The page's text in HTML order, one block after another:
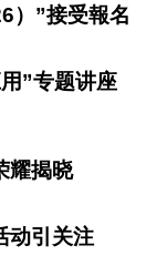
）”接受報名
”专题讲座
耀揭晓
动引关注